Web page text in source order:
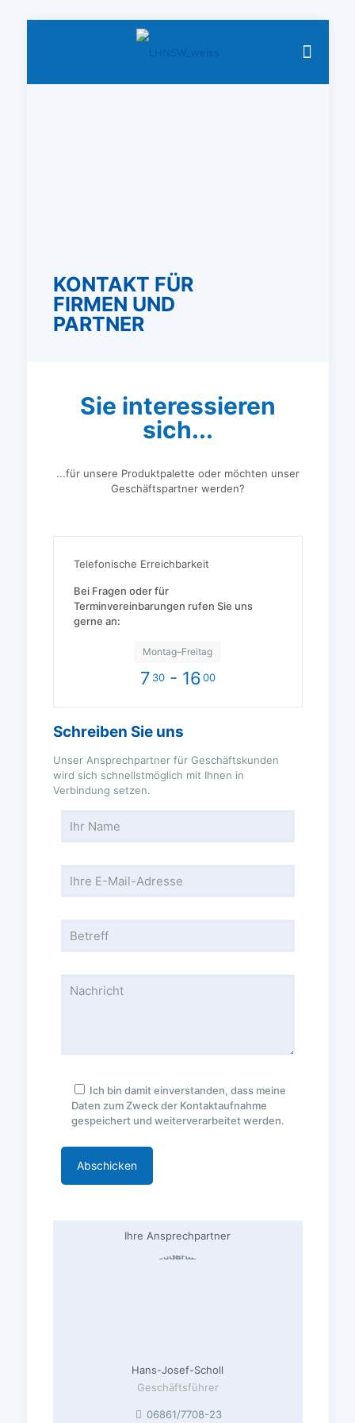
KONTAKT FÜR
FIRMEN UND
PARTNER
Sie interessieren
sich...
...für unsere Produktpalette oder möchten unser
Geschäftspartner werden?
Telefonische Erreichbarkeit
Bei Fragen oder für
Terminvereinbarungen rufen Sie uns
gerne an:
Montag–Freitag
7 30- 1600
Schreiben Sie uns
Unser Ansprechpartner für Geschäftskunden
wird sich schnellstmöglich mit Ihnen in
Verbindung setzen.
Ich bin damit einverstanden, dass meine
Daten zum Zweck der Kontaktaufnahme
gespeichert und weiterverarbeitet werden.
Ihre Ansprechpartner
Hans-Josef-Scholl
Geschäftsführer
06861/7708-23